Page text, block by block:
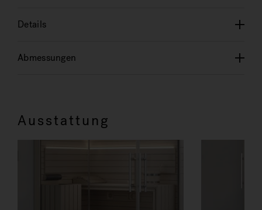
Details
Abmessungen
Ausstattung